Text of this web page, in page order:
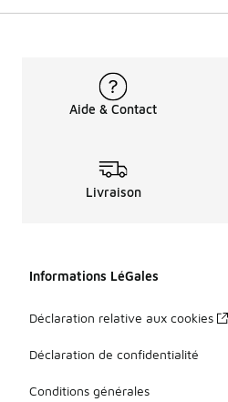
Aide & Contact
Livraison
Informations LéGales
Déclaration relative aux cookies
Déclaration de confidentialité
Conditions générales